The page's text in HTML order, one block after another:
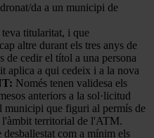
da a un municipi de
titularitat, i que
altre durant els tres anys de
de cedir el títol a una persona
aplica a qui cedeix i a la nova
Només tenen validesa els
anteriors a la sol·licitud
municipi que figuri al permís de
l'àmbit territorial de l'ATM.
com a mínim els